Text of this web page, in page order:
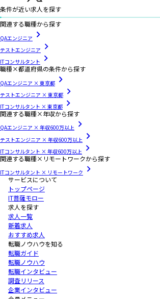
条件が近い求人を探す
関連する職種から探す
QAエンジニア
テストエンジニア
ITコンサルタント
職種×都道府県の条件から探す
QAエンジニア × 東京都
テストエンジニア × 東京都
ITコンサルタント × 東京都
関連する職種×年収から探す
QAエンジニア × 年収600万以上
テストエンジニア × 年収600万以上
ITコンサルタント × 年収600万以上
関連する職種×リモートワークから探す
ITコンサルタント × リモートワーク
サービスについて
トップページ
IT菩薩モロー
求人を探す
求人一覧
新着求人
おすすめ求人
転職ノウハウを知る
転職ガイド
転職ノウハウ
転職インタビュー
調査リリース
企業インタビュー